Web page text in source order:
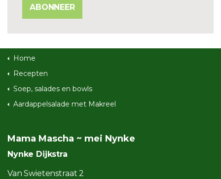
ABONNEER
Home
Recepten
Soep, salades en bowls
Aardappelsalade met Makreel
Mama Mascha ~ mei Nynke
Nynke Dijkstra
Van Swietenstraat 2